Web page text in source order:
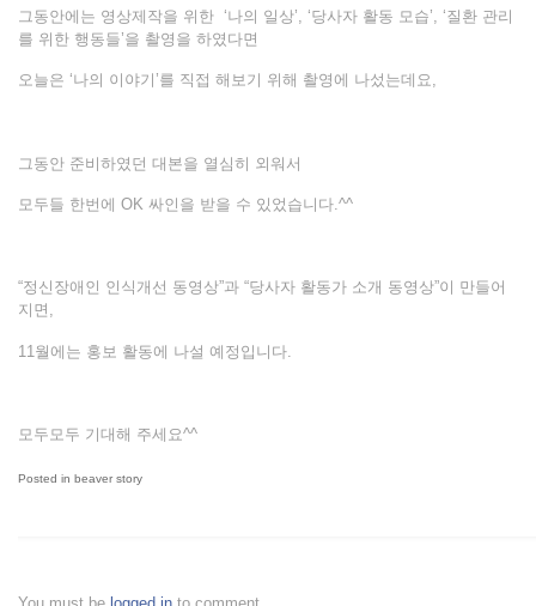
그동안에는 영상제작을 위한 ‘나의 일상’, ‘당사자 활동 모습’, ‘질환 관리
를 위한 행동들’을 촬영을 하였다면
오늘은 ‘나의 이야기’를 직접 해보기 위해 촬영에 나섰는데요,
그동안 준비하였던 대본을 열심히 외워서
모두들 한번에 OK 싸인을 받을 수 있었습니다.^^
“정신장애인 인식개선 동영상”과 “당사자 활동가 소개 동영상”이 만들어
지면,
11월에는 홍보 활동에 나설 예정입니다.
모두모두 기대해 주세요^^
Posted in beaver story